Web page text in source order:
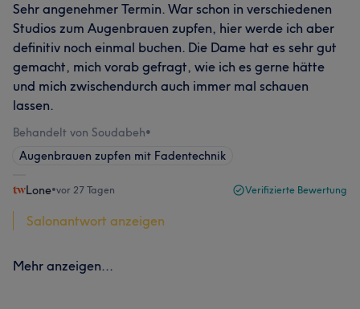
Sehr angenehmer Termin. War schon in verschiedenen
Studios zum Augenbrauen zupfen, hier werde ich aber
definitiv noch einmal buchen. Die Dame hat es sehr gut
gemacht, mich vorab gefragt, wie ich es gerne hätte
und mich zwischendurch auch immer mal schauen
lassen.
Behandelt von Soudabeh•
Augenbrauen zupfen mit Fadentechnik
Lone•vor 27 Tagen Verifizierte Bewertung
Salonantwort anzeigen
Mehr anzeigen...